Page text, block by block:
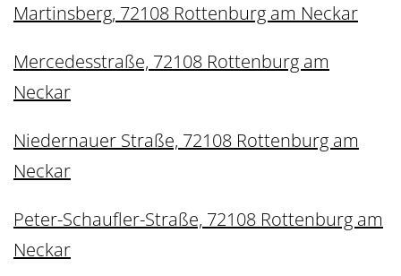
Martinsberg, 72108 Rottenburg am Neckar
Mercedesstraße, 72108 Rottenburg am
Neckar
Niedernauer Straße, 72108 Rottenburg am
Neckar
Peter-Schaufler-Straße, 72108 Rottenburg am
Neckar